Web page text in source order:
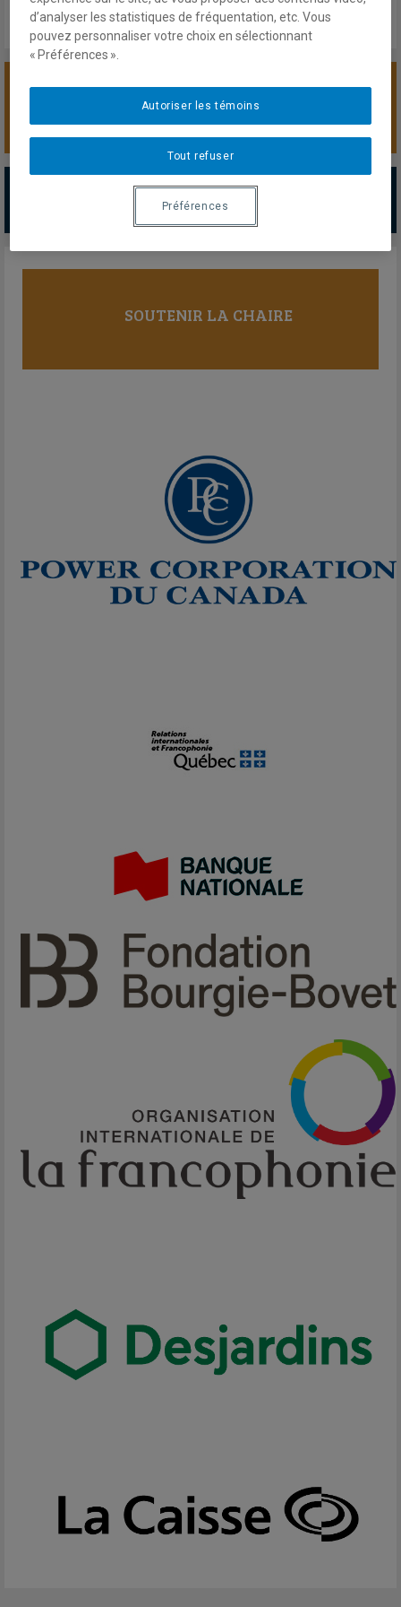
SOUTENIR LA CHAIRE
PARTENAIRES MAJEURS
SOUTENIR LA CHAIRE
d’analyser les statistiques de fréquentation, etc. Vous
pouvez personnaliser votre choix en sélectionnant
« Préférences ».
Tout refuser
Autoriser les témoins
Préférences